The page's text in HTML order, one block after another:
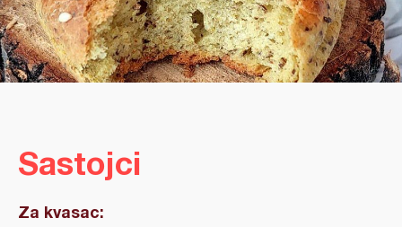
Sastojci
Za kvasac: